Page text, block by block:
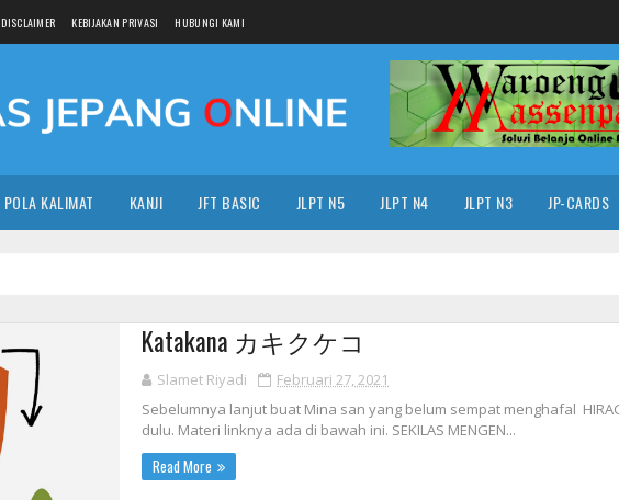
DISCLAIMER KEBIJAKAN PRIVASI HUBUNGI KAMI
POLA KALIMAT KANJI JFT BASIC JLPT N5 JLPT N4 JLPT N3 JP-CARDS
Katakana カキクケコ
Slamet Riyadi
Februari 27, 2021
Sebelumnya lanjut buat Mina san yang belum sempat menghafal
dulu. Materi linknya ada di bawah ini. SEKILAS MENGEN...
Read More